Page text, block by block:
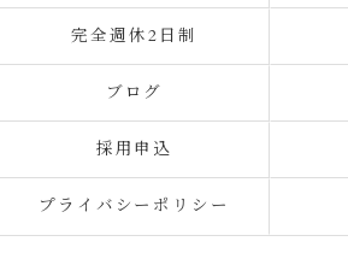
完全週休2日制
ブログ
採用申込
プライバシーポリシー